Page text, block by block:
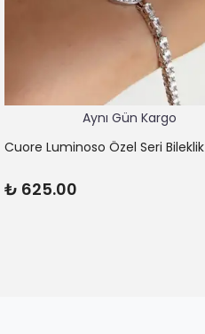
Aynı Gün Kargo
Cuore Luminoso Özel Seri Bileklik
₺ 625.00